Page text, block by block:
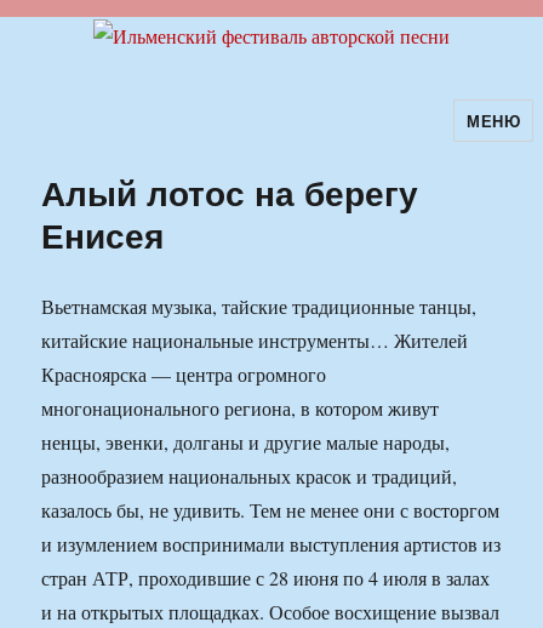
Ильменский фестиваль авторскойМЕНЮ
Алый лотос на берегу
Енисея
Вьетнамская музыка, тайские традиционные танцы,
китайские национальные инструменты… Жителей
Красноярска — центра огромного
многонационального региона, в котором живут
ненцы, эвенки, долганы и другие малые народы,
разнообразием национальных красок и традиций,
казалось бы, не удивить. Тем не менее они с восторгом
и изумлением воспринимали выступления артистов из
стран АТР, проходившие с 28 июня по 4 июля в залах
и на открытых площадках. Особое восхищение вызвал